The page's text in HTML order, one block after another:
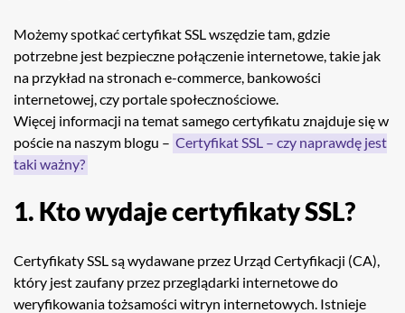
Możemy spotkać certyfikat SSL wszędzie tam, gdzie
potrzebne jest bezpieczne połączenie internetowe, takie jak
na przykład na stronach e-commerce, bankowości
internetowej, czy portale społecznościowe.
Więcej informacji na temat samego certyfikatu znajduje się w
poście na naszym blogu – Certyfikat SSL – czy naprawdę jest
taki ważny?
1. Kto wydaje certyfikaty SSL?
Certyfikaty SSL są wydawane przez Urząd Certyfikacji (CA),
który jest zaufany przez przeglądarki internetowe do
weryfikowania tożsamości witryn internetowych. Istnieje